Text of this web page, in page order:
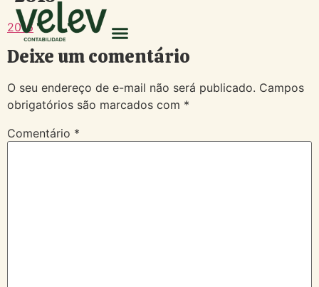
2016
Deixe um comentário
O seu endereço de e-mail não será publicado. Campos
obrigatórios são marcados com *
Comentário *